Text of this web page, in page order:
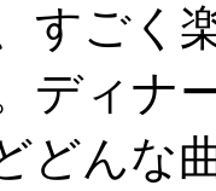
すごく
ディナ
どんな